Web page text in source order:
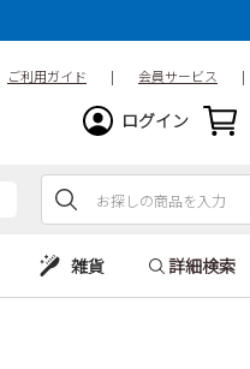
ご利用ガイド | 会員サービス |
ログイン
雑貨 詳細検索